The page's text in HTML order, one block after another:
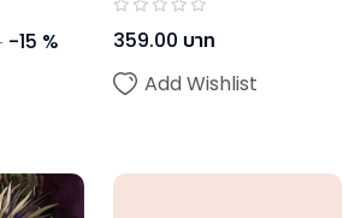
-15 %
359.00 บาท
Add Wishlist